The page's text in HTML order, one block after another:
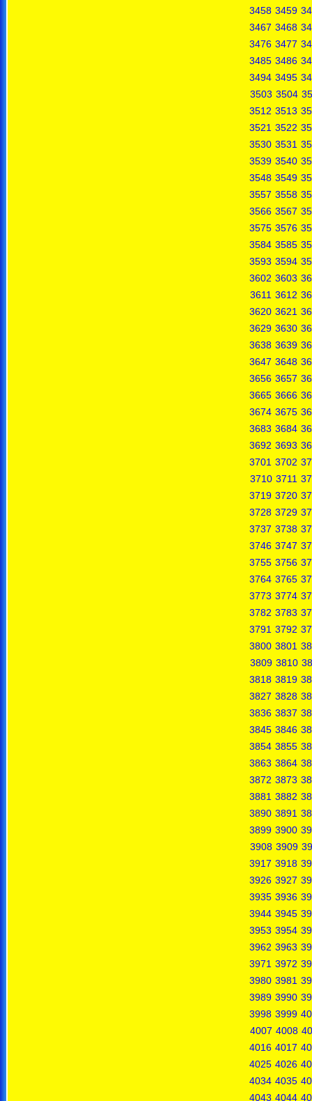
3458 3459
3467 3468
3476 3477
3485 3486
3494 3495
3503 3504
3512 3513
3521 3522
3530 3531
3539 3540
3548 3549
3557 3558
3566 3567
3575 3576
3584 3585
3593 3594
3602 3603
3611 3612
3620 3621
3629 3630
3638 3639
3647 3648
3656 3657
3665 3666
3674 3675
3683 3684
3692 3693
3701 3702
3710 3711
3719 3720
3728 3729
3737 3738
3746 3747
3755 3756
3764 3765
3773 3774
3782 3783
3791 3792
3800 3801
3809 3810
3818 3819
3827 3828
3836 3837
3845 3846
3854 3855
3863 3864
3872 3873
3881 3882
3890 3891
3899 3900
3908 3909
3917 3918
3926 3927
3935 3936
3944 3945
3953 3954
3962 3963
3971 3972
3980 3981
3989 3990
3998 3999
4007 4008
4016 4017
4025 4026
4034 4035
4043 4044